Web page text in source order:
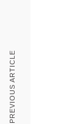
PREVIOUS ARTICLE